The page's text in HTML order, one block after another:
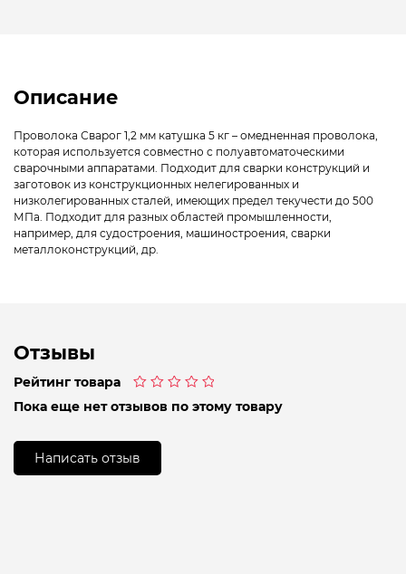
Описание
Проволока Сварог 1,2 мм катушка 5 кг – омедненная проволока,
которая используется совместно с полуавтоматоческими
сварочными аппаратами. Подходит для сварки конструкций и
заготовок из конструкционных нелегированных и
низколегированных сталей, имеющих предел текучести до 500
МПа. Подходит для разных областей промышленности,
например, для судостроения, машиностроения, сварки
металлоконструкций, др.
Отзывы
Рейтинг товара
0
Пока еще нет отзывов по этому товару
Написать отзыв